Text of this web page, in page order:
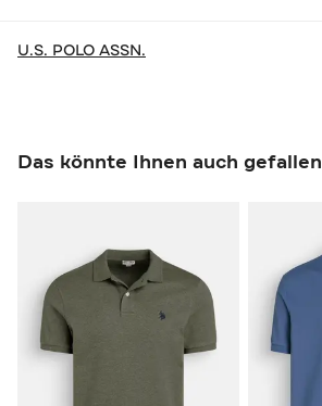
U.S. POLO ASSN.
Das könnte Ihnen auch gefallen